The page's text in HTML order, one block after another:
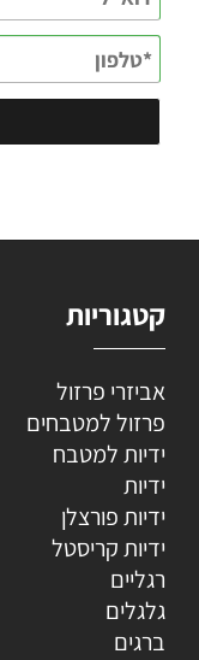
קטגוריות
אביזרי פרזול
פרזול למטבחים
ידיות למטבח
ידיות
ידיות פורצלן
ידיות קריסטל
רגליים
גלגלים
ברגים